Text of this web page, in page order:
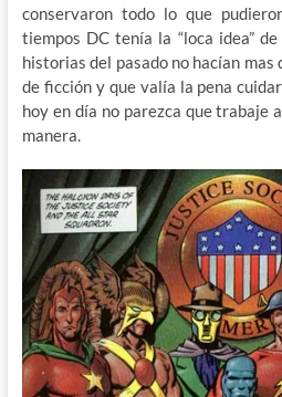
conservaron todo lo que
tiempos DC tenía la “loca idea”
historias del pasado no hacían
de ficción y que valía la pena
hoy en día no parezca que trabaje
manera.